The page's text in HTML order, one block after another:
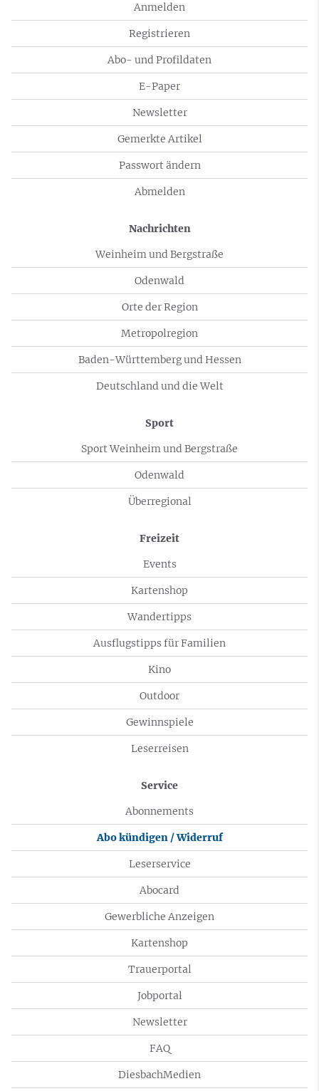
Anmelden
Registrieren
Abo- und Profildaten
E-Paper
Newsletter
Gemerkte Artikel
Passwort ändern
Abmelden
Nachrichten
Weinheim und Bergstraße
Odenwald
Orte der Region
Metropolregion
Baden-Württemberg und Hessen
Deutschland und die Welt
Sport
Sport Weinheim und Bergstraße
Odenwald
Überregional
Freizeit
Events
Kartenshop
Wandertipps
Ausflugstipps für Familien
Kino
Outdoor
Gewinnspiele
Leserreisen
Service
Abonnements
Abo kündigen / Widerruf
Leserservice
Abocard
Gewerbliche Anzeigen
Kartenshop
Trauerportal
Jobportal
Newsletter
FAQ
DiesbachMedien